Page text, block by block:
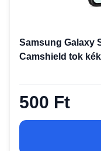
Samsung Galaxy
Camshield tok kék
500 Ft